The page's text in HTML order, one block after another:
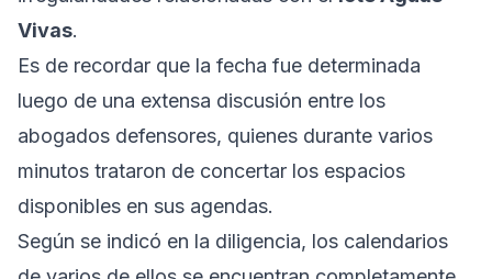
Vivas.
Es de recordar que la fecha fue determinada
luego de una extensa discusión entre los
abogados defensores, quienes durante varios
minutos trataron de concertar los espacios
disponibles en sus agendas.
Según se indicó en la diligencia, los calendarios